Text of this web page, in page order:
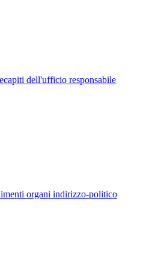
dell'ufficio responsabile
organi indirizzo-politico